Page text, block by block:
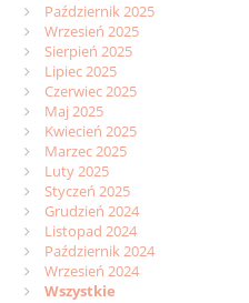
Październik 2025
Wrzesień 2025
Sierpień 2025
Lipiec 2025
Czerwiec 2025
Maj 2025
Kwiecień 2025
Marzec 2025
Luty 2025
Styczeń 2025
Grudzień 2024
Listopad 2024
Październik 2024
Wrzesień 2024
Wszystkie